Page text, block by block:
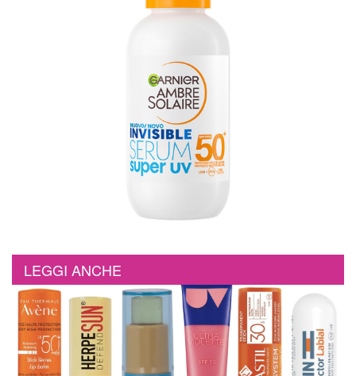
LEGGI ANCHE